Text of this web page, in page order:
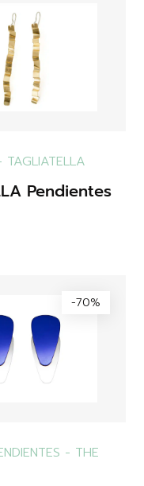
TAGLIATELLA
Pendientes
-70%
- THE